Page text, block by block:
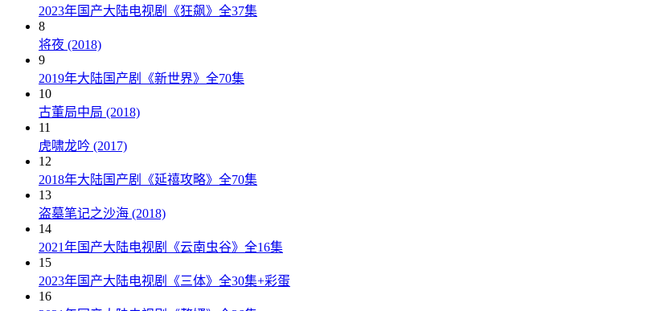
2023年国产大陆电视剧《狂飙》全37集
8
将夜 (2018)
9
2019年大陆国产剧《新世界》全70集
10
古董局中局 (2018)
11
虎啸龙吟 (2017)
12
2018年大陆国产剧《延禧攻略》全70集
13
盗墓笔记之沙海 (2018)
14
2021年国产大陆电视剧《云南虫谷》全16集
15
2023年国产大陆电视剧《三体》全30集+彩蛋
16